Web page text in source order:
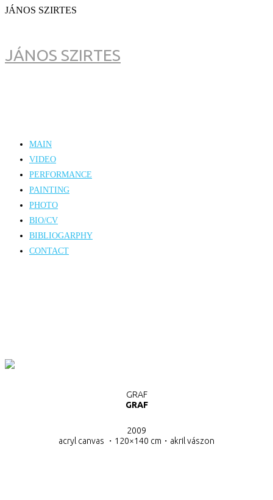
JÁNOS SZIRTES
JÁNOS SZIRTES
MAIN
VIDEO
PERFORMANCE
PAINTING
PHOTO
BIO/CV
BIBLIOGARPHY
CONTACT
GRAF
GRAF
2009
acryl canvas ・120×140 cm・ akril vászon